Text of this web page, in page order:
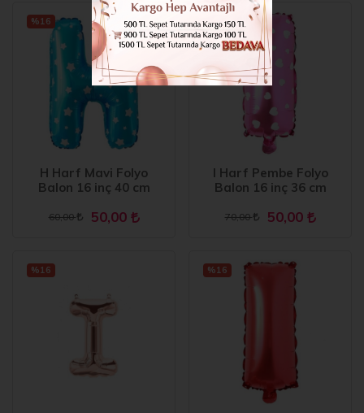
H Harf Mavi Folyo
Balon 16 inç 40 cm
60,00 50,00
%16
I Harf Pembe Folyo
Balon 16 inç 36 cm
70,00 50,00
%28
%16 %16